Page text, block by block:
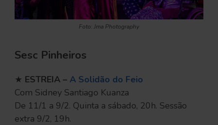
Foto: Jma Photography
Sesc Pinheiros
★ ESTREIA – A Solidão do Feio
Com Sidney Santiago Kuanza
De 11/1 a 9/2. Quinta a sábado, 20h. Sessão
extra 9/2, 19h.